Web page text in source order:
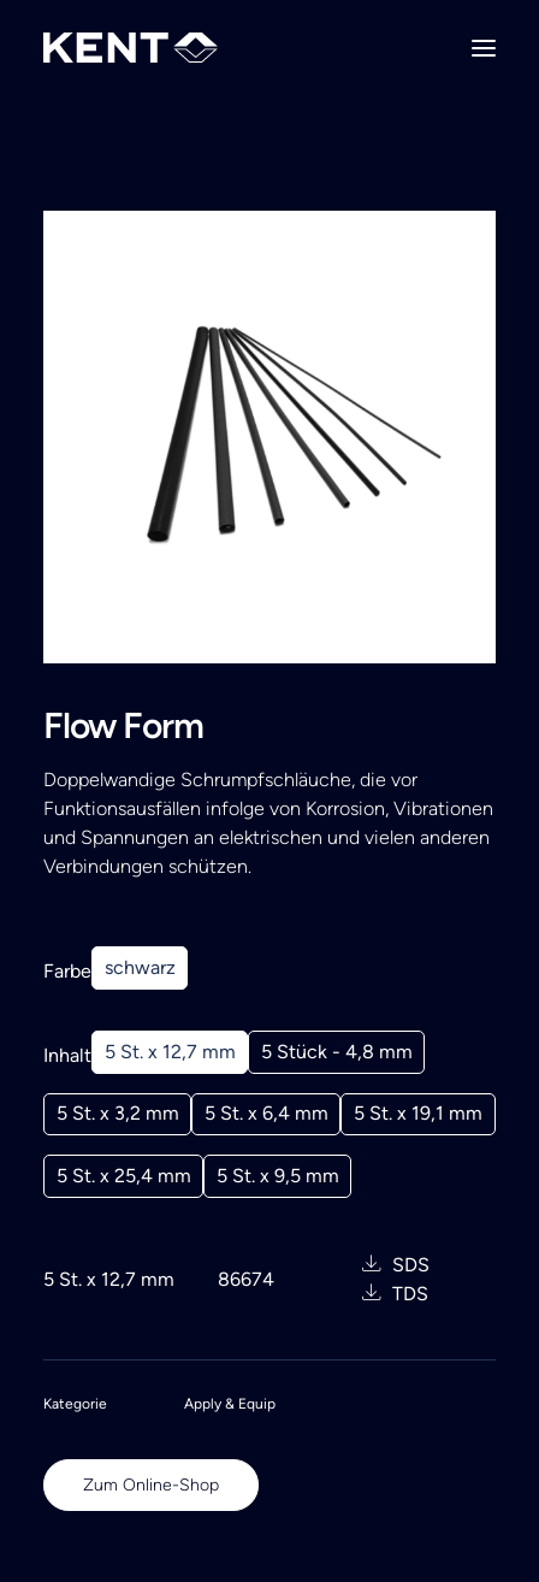
Flow Form
Doppelwandige Schrumpfschläuche, die vor
Funktionsausfällen infolge von Korrosion, Vibrationen
und Spannungen an elektrischen und vielen anderen
Verbindungen schützen.
Farbe schwarz
Inhalt 5 St. x 12,7 mm 5 Stück - 4,8 mm
5 St. x 3,2 mm 5 St. x 6,4 mm 5 St. x 19,1 mm
5 St. x 25,4 mm 5 St. x 9,5 mm
5 St. x 12,7 mm 86674
SDS
TDS
Kategorie Apply & Equip
Zum Online-Shop